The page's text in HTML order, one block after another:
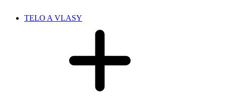
TELO A VLASY